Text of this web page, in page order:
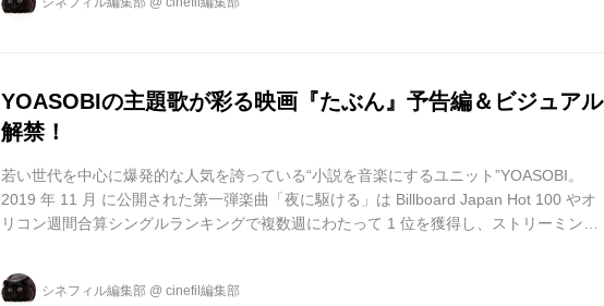
田部吉彦 (映画祭シニアプログラマー) 映画の上映を前に、MCの呼び込みとともにシッ
YOASOBIの主題歌が彩る映画『たぶん』予告編＆ビジュアル
解禁！
若い世代を中心に爆発的な人気を誇っている“小説を音楽にするユニット”YOASOBI。
2019 年 11 月 に公開された第一弾楽曲「夜に駆ける」は Billboard Japan Hot 100 やオ
リコン週間合算シングルランキングで複数週にわたって 1 位を獲得し、ストリーミング
がコミカライズ、第三弾楽曲「ハルジオン」は飲料や映像作品とのコラボレーションを
果たし、7 月 20 日に第四弾楽曲「たぶん」、そして 9 月 1 日にCM ソングとしても起用
シネフィル編集部 @ cinefil編集部